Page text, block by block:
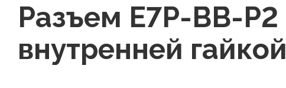
Разъем E7P-BB-
внутренней гайкой